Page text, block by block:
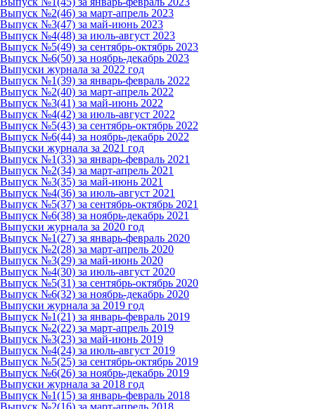
Выпуск №2(46) за март-апрель 2023
Выпуск №3(47) за май-июнь 2023
Выпуск №4(48) за июль-август 2023
Выпуск №5(49) за сентябрь-октябрь 2023
Выпуск №6(50) за ноябрь-декабрь 2023
Выпуски журнала за 2022 год
Выпуск №1(39) за январь-февраль 2022
Выпуск №2(40) за март-апрель 2022
Выпуск №3(41) за май-июнь 2022
Выпуск №4(42) за июль-август 2022
Выпуск №5(43) за сентябрь-октябрь 2022
Выпуск №6(44) за ноябрь-декабрь 2022
Выпуски журнала за 2021 год
Выпуск №1(33) за январь-февраль 2021
Выпуск №2(34) за март-апрель 2021
Выпуск №3(35) за май-июнь 2021
Выпуск №4(36) за июль-август 2021
Выпуск №5(37) за сентябрь-октябрь 2021
Выпуск №6(38) за ноябрь-декабрь 2021
Выпуски журнала за 2020 год
Выпуск №1(27) за январь-февраль 2020
Выпуск №2(28) за март-апрель 2020
Выпуск №3(29) за май-июнь 2020
Выпуск №4(30) за июль-август 2020
Выпуск №5(31) за сентябрь-октябрь 2020
Выпуск №6(32) за ноябрь-декабрь 2020
Выпуски журнала за 2019 год
Выпуск №1(21) за январь-февраль 2019
Выпуск №2(22) за март-апрель 2019
Выпуск №3(23) за май-июнь 2019
Выпуск №4(24) за июль-август 2019
Выпуск №5(25) за сентябрь-октябрь 2019
Выпуск №6(26) за ноябрь-декабрь 2019
Выпуски журнала за 2018 год
Выпуск №1(15) за январь-февраль 2018
Выпуск №2(16) за март-апрель 2018